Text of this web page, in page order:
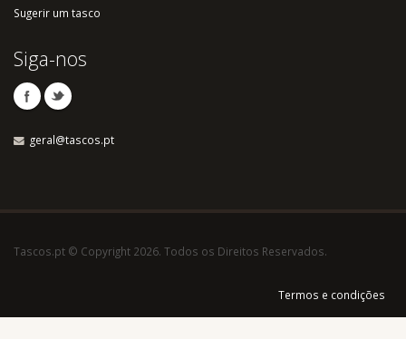
Sugerir um tasco
Siga-nos
geral@tascos.pt
Tascos.pt © Copyright 2026. Todos os Direitos Reservados.
Termos e condições